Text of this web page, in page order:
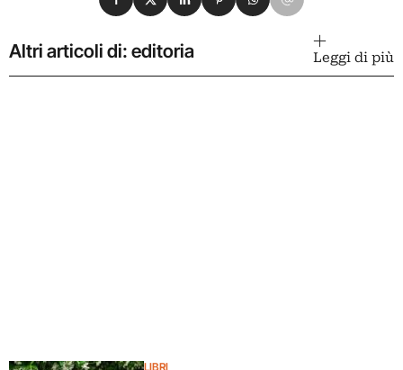
Altri articoli di: editoria Leggi di più
LIBRI